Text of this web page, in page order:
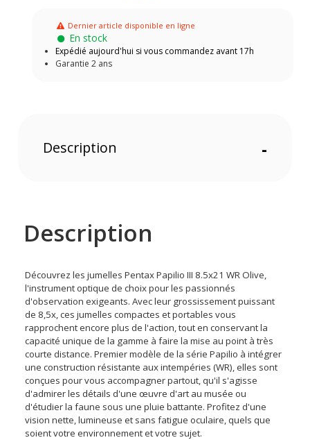
Dernier article disponible en ligne
En stock
Expédié aujourd'hui si vous commandez avant 17h
Garantie 2 ans
Description -
Description
Découvrez les jumelles Pentax Papilio III 8.5x21 WR Olive,
l'instrument optique de choix pour les passionnés
d'observation exigeants. Avec leur grossissement puissant
de 8,5x, ces jumelles compactes et portables vous
rapprochent encore plus de l'action, tout en conservant la
capacité unique de la gamme à faire la mise au point à très
courte distance. Premier modèle de la série Papilio à intégrer
une construction résistante aux intempéries (WR), elles sont
conçues pour vous accompagner partout, qu'il s'agisse
d'admirer les détails d'une œuvre d'art au musée ou
d'étudier la faune sous une pluie battante. Profitez d'une
vision nette, lumineuse et sans fatigue oculaire, quels que
soient votre environnement et votre sujet.